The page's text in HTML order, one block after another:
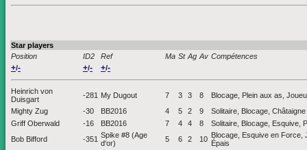
Star players
Position
ID2 Ref Ma St Ag Av Compétences
+/- +/- +/-
Heinrich von
Duisgart
-281 My Dugout 7 3 3 8
Blocage, Plein aux as,
Mighty Zug
-30 BB2016 4 5 2 9
Solitaire, Blocage, Châtaigne
Griff Oberwald
-16 BB2016 7 4 4 8
Solitaire, Blocage, Esquive,
Bob Bifford
-351 Spike #8 (Age
d'or)
5 6 2 10 Blocage, Esquive en Force,
Épais